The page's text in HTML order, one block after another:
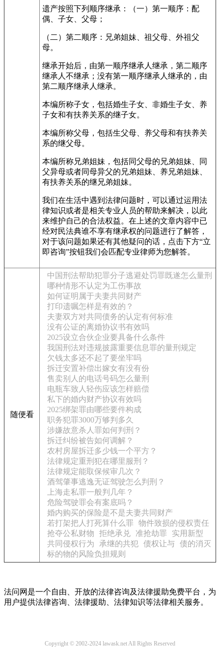
遗产按照下列顺序继承：（一）第一顺序：配
偶、子女、父母；
（二）第二顺序：兄弟姐妹、祖父母、外祖父
母。
继承开始后，由第一顺序继承人继承，第二顺序
继承人不继承；没有第一顺序继承人继承的，由
第二顺序继承人继承。
本编所称子女，包括婚生子女、非婚生子女、养
子女和有扶养关系的继子女。
本编所称父母，包括生父母、养父母和有扶养关
系的继父母。
本编所称兄弟姐妹，包括同父母的兄弟姐妹、同
父异母或者同母异父的兄弟姐妹、养兄弟姐妹、
有扶养关系的继兄弟姐妹。
我们在生活中遇到法律问题时，可以通过运用法
律知识或者是相关专业人员的帮助来解决，以此
来维护自己的合法权益。在上述的文章内容中已
经对民法典谁不享有继承权的问题进行了解答，
对于该问题如果还有其他疑问的话，点击下方“立
即咨询”按钮我们会匹配专业律师为您解答。
随便看
中国刑法帮助犯罪分子逃避处罚罪既遂怎么量刑
哪种情形不认定为工伤事故
如何证明属于夫妻共同财产
打印遗嘱怎样是有效的？
夫妻双方对共同债务的认定有何标准
没有公证的离婚协议书有效吗
2025设立合伙企业要具备什么条件
我国刑法对违规披露重要信息罪的量刑规定
欠钱太多还不起了要坐牢吗
拆迁安置补偿出嫁女有没有份
售卖别人的电话号码怎么量刑
电瓶车致人轻伤应该怎样赔偿
私下的婚内财产协议有效吗
2025绑架罪由哪些要件构成
职务犯罪3000万够判多久
涉嫌故意杀人罪如何判刑？
拆迁纠纷被告如何调解？
农村房屋拆迁多少钱一个平方？
法律规定重刑犯在哪里服刑？
法律规定能取保候审几次？
酒驾肇事逃逸无证驾驶怎么判刑？
上海走私罪一般判几年？
危险驾驶罪会有案底吗？
婚内购买的保险是不是夫妻共同财产
若打架把人打死算什么罪
物件致损的侵权责任
抢夺公私财物
拒绝承兑 准抢劫罪
实用新型
共同侵权行为
承继的共犯 债权让与
债的消灭
标的物的风险负担规则
法问网是一个自由、开放的法律咨询及法律援助免费平台，为
用户提供法律咨询、法律援助、法律知识等法律相关服务。
Copyright © 2002-2024 lawask.net All Rights Reserved